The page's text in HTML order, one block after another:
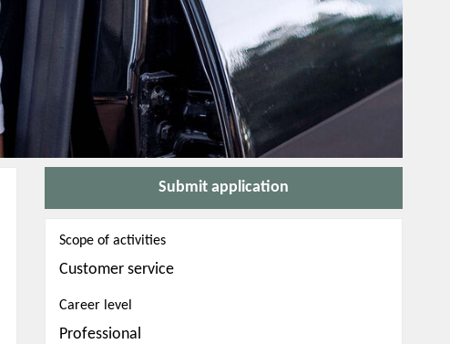
Submit application
Scope of activities
Customer service
Career level
Professional